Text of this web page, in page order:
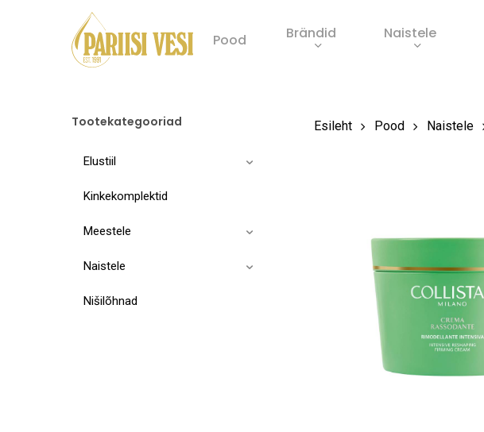
Pood Brändid Naistele
Tootekategooriad
Elustiil
Kinkekomplektid
Meestele
Naistele
Nišilõhnad
Esileht Pood Naistele